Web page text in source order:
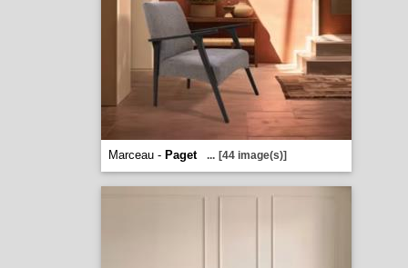
Marceau - Paget ... [44 image(s)]